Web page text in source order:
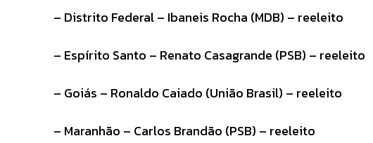
– Distrito Federal – Ibaneis Rocha (MDB) – reeleito
– Espírito Santo – Renato Casagrande (PSB) – reeleito
– Goiás – Ronaldo Caiado (União Brasil) – reeleito
– Maranhão – Carlos Brandão (PSB) – reeleito